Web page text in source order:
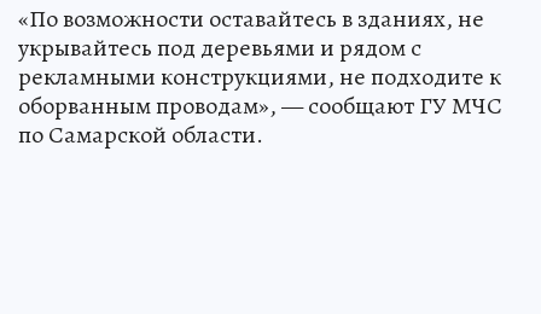
«По возможности оставайтесь в зданиях, не
укрывайтесь под деревьями и рядом с
рекламными конструкциями, не подходите к
оборванным проводам», — сообщают ГУ МЧС
по Самарской области.